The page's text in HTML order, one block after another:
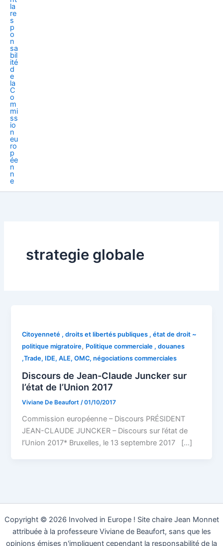
strategie globale
Citoyenneté , droits et libertés publiques , état de droit ~
politique migratoire, Politique commerciale , douanes
,Trade, IDE, ALE, OMC, négociations commerciales
Discours de Jean-Claude Juncker sur
l’état de l’Union 2017
Viviane De Beaufort /01/10/2017
Commission européenne – Discours PRÉSIDENT
JEAN-CLAUDE JUNCKER – Discours sur l’état de
l’Union 2017* Bruxelles, le 13 septembre 2017 […]
Copyright © 2026 Involved in Europe ! Site chaire Jean Monnet
attribuée à la professeure Viviane de Beaufort, sans que les
opinions émises n'impliquent cependant la responsabilité de la